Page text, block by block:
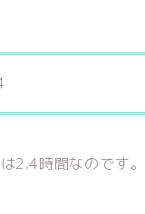
2.4時間なのです。